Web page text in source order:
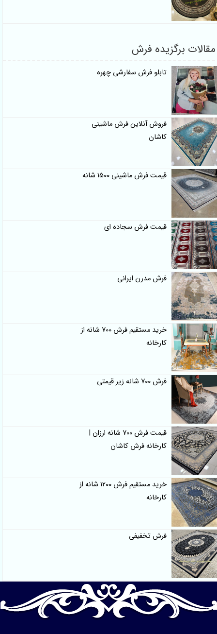
مقالات برگزیده فرش
تابلو فرش سفارشی چهره
فروش آنلاین فرش ماشینی
کاشان
قیمت فرش ماشینی 1500 شانه
قیمت فرش سجاده ای
فرش مدرن ایرانی
خرید مستقیم فرش 700 شانه از
کارخانه
فرش 700 شانه زیر قیمتی
قیمت فرش 700 شانه ارزان |
کارخانه فرش کاشان
خرید مستقیم فرش 1200 شانه از
کارخانه
فرش تخفیفی